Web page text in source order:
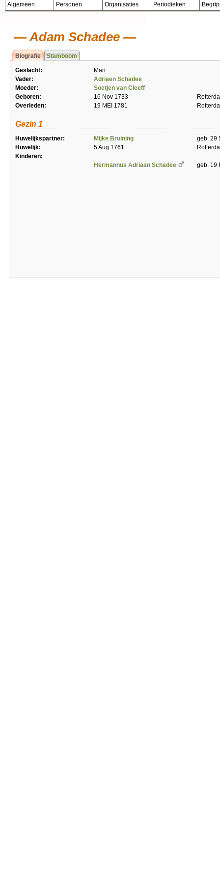
Algemeen Personen Organisaties Periodieken
Adam Schadee
Biografie Stamboom
Geslacht:
Man
Vader:
Adriaen Schadee
Moeder:
Soetjen van Cleeff
Geboren:
16 Nov 1733
Overleden:
19 MEI 1781
Gezin 1
Huwelijkspartner: Mijke Bruining
geb. 29
Huwelijk:
5 Aug 1761
Kinderen:
Hermannus Adriaan Schadee
geb. 19